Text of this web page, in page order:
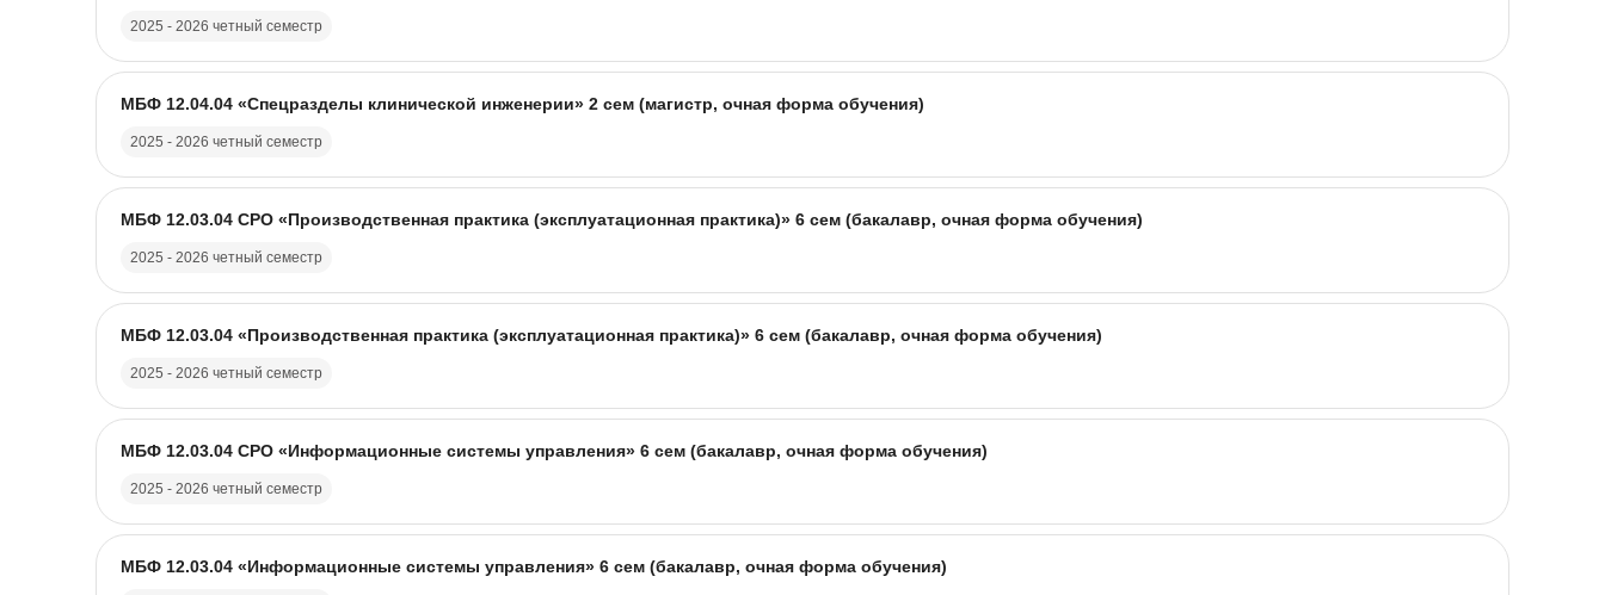
2025 - 2026 четный семестр
Изображение курса
Название курса
МБФ 12.04.04 «Спецразделы клинической инженерии» 2 сем (магистр, очная форма обучения)
2025 - 2026 четный семестр
Изображение курса
Название курса
МБФ 12.03.04 CPO «Производственная практика (эксплуатационная практика)» 6 сем (бакалавр, очная форма обучения)
2025 - 2026 четный семестр
Изображение курса
Название курса
МБФ 12.03.04 «Производственная практика (эксплуатационная практика)» 6 сем (бакалавр, очная форма обучения)
2025 - 2026 четный семестр
Изображение курса
Название курса
МБФ 12.03.04 CPO «Информационные системы управления» 6 сем (бакалавр, очная форма обучения)
2025 - 2026 четный семестр
Изображение курса
Название курса
МБФ 12.03.04 «Информационные системы управления» 6 сем (бакалавр, очная форма обучения)